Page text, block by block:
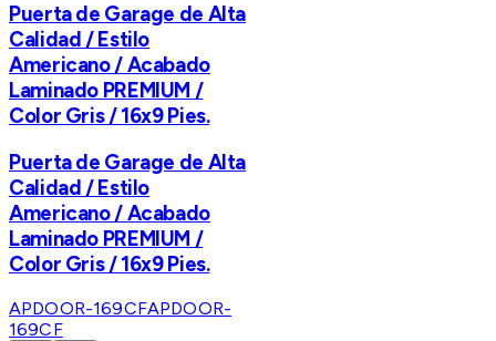
Puerta de Garage de Alta
Calidad / Estilo
Americano / Acabado
Laminado PREMIUM /
Color Gris / 16x9 Pies.
Puerta de Garage de Alta
Calidad / Estilo
Americano / Acabado
Laminado PREMIUM /
Color Gris / 16x9 Pies.
APDOOR-169CFAPDOOR-
169CF